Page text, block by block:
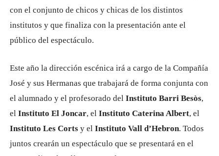
con el conjunto de chicos y chicas de los distintos
institutos y que finaliza con la presentación ante el
público del espectáculo.
Este año la dirección escénica irá a cargo de la Compañía
José y sus Hermanas que trabajará de forma conjunta con
el alumnado y el profesorado del Instituto Barri Besòs,
el Instituto El Joncar, el Instituto Caterina Albert, el
Instituto Les Corts y el Instituto Vall d’Hebron. Todos
juntos crearán un espectáculo que se presentará en el